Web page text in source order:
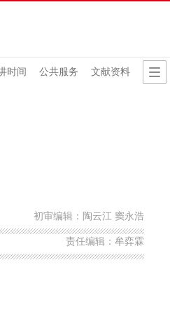
时间 公共服务 文献资料
初审编辑：陶云江 窦永浩
责任编辑：牟弈霖